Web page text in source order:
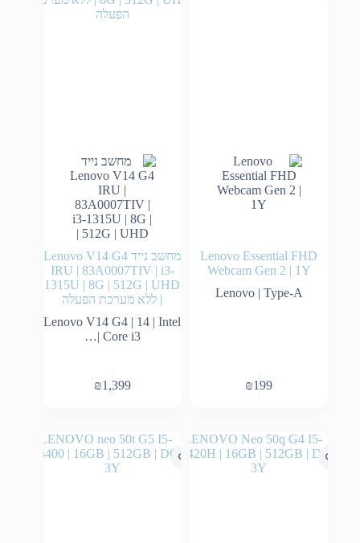
Lenovo Essential FHD
Webcam Gen 2 | 1Y
Lenovo | Type-A
₪199
מחשב נייד Lenovo V14 G4
IRU | 83A0007TIV | i3-
1315U | 8G | 512G | UHD
| ללא מערכת הפעלה
Lenovo V14 G4 | 14 | Intel
Core i3 |…
₪1,399